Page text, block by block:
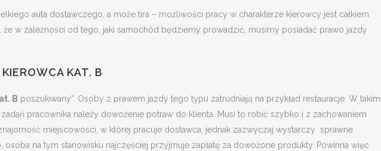
auta dostawczego, a może tira – możliwości pracy w charakterze kierowcy jest całkiem
że w zależności od tego, jaki samochód będziemy prowadzić, musimy posiadać prawo jazdy
KAT. B
B poszukiwany”. Osoby z prawem jazdy tego typu zatrudniają na przykład restauracje. W takim
pracownika należy dowożenie potraw do klienta. Musi to robić szybko i z zachowaniem
miejscowości, w której pracuje dostawca, jednak zazwyczaj wystarczy sprawne
osoba na tym stanowisku najczęściej przyjmuje zapłatę za dowożone produkty. Powinna więc